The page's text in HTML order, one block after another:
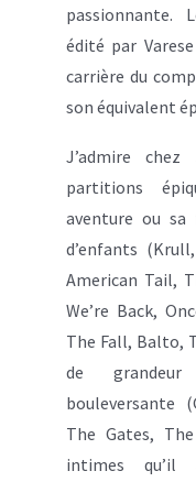
passionnante.
édité par
carrière du
son équivalent
J’admire
partitions
aventure ou sa
d’enfants
American Tail,
We’re Back,
The Fall, Balto,
de
bouleversante
The Gates,
intimes qu’il